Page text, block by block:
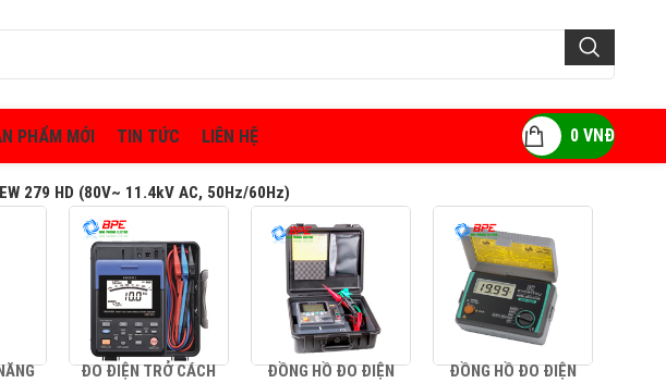
PHẨM MỚI TIN TỨC LIÊN HỆ 0 VNĐ
279 HD (80V~ 11.4kV AC, 50Hz/60Hz)
ĐO ĐIỆN TRỞ CÁCH
ĐỒNG HỒ ĐO ĐIỆN
ĐỒNG HỒ ĐO ĐIỆN